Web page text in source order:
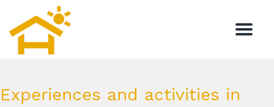
Meny
Experiences and activities in